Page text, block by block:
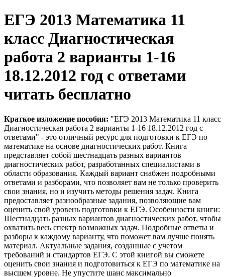
ЕГЭ 2013 Математика 11
класс Диагностическая
работа 2 варианты 1-16
18.12.2012 год с ответами
читать бесплатно
Краткое изложение пособия: "ЕГЭ 2013 Математика 11 класс
Диагностическая работа 2 варианты 1-16 18.12.2012 год с
ответами" - это отличный ресурс для подготовки к ЕГЭ по
математике на основе диагностических работ. Книга
представляет собой шестнадцать разных вариантов
диагностических работ, разработанных специалистами в
области образования. Каждый вариант снабжен подробными
ответами и разборами, что позволяет вам не только проверить
свои знания, но и изучить методы решения задач. Книга
предоставляет разнообразные задания, позволяющие вам
оценить свой уровень подготовки к ЕГЭ. Особенности книги:
Шестнадцать разных вариантов диагностических работ, чтобы
охватить весь спектр возможных задач. Подробные ответы и
разборы к каждому варианту, что поможет вам лучше понять
материал. Актуальные задания, созданные с учетом
требований и стандартов ЕГЭ. С этой книгой вы сможете
оценить свои знания и подготовиться к ЕГЭ по математике на
высшем уровне. Не упустите шанс максимально